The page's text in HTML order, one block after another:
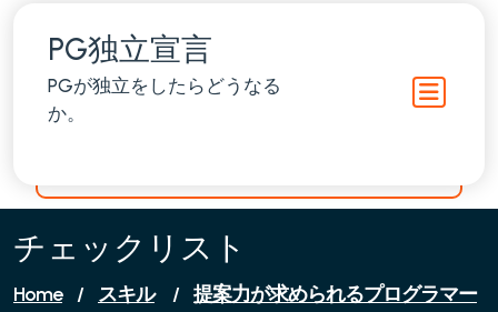
contentPG独立宣言
PGが独立をしたらどうなる
か。
チェックリスト
Home / スキル / 提案力が求められるプログラマー